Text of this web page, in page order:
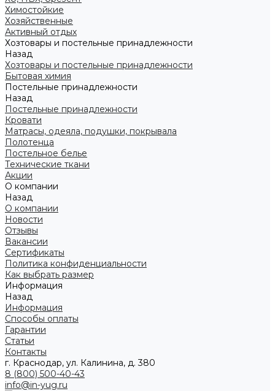
Химостойкие
Хозяйственные
Активный отдых
Хозтовары и постельные принадлежности
Назад
Хозтовары и постельные принадлежности
Бытовая химия
Постельные принадлежности
Назад
Постельные принадлежности
Кровати
Матрасы, одеяла, подушки, покрывала
Полотенца
Постельное белье
Технические ткани
Акции
О компании
Назад
О компании
Новости
Отзывы
Вакансии
Сертификаты
Политика конфиденциальности
Как выбрать размер
Информация
Назад
Информация
Способы оплаты
Гарантии
Статьи
Контакты
г. Краснодар, ул. Калинина, д. 380
8 (800) 500-40-43
info@in-yug.ru